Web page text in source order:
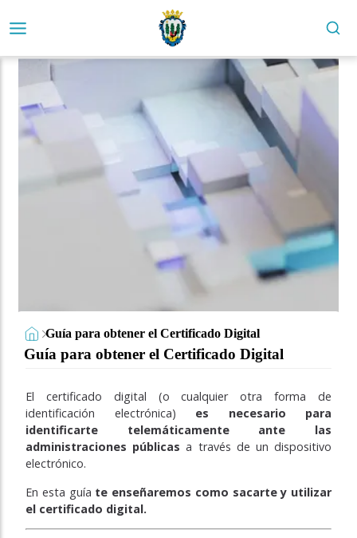
Guía para obtener el Certificado Digital
Guía para obtener el Certificado Digital
El certificado digital (o cualquier otra forma de
identificación electrónica) es necesario para
identificarte telemáticamente ante las
administraciones públicas a través de un dispositivo
electrónico.
En esta guía te enseñaremos como sacarte y utilizar
el certificado digital.